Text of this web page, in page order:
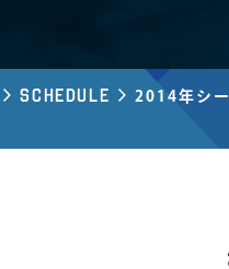
Schedule 2014年シ